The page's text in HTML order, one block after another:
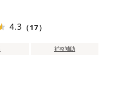
4.3 （17）
補整補助